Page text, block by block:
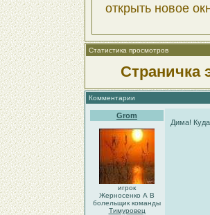
открыть новое
Статистика просмотров
Страничка
Комментарии
Grom
игрок
Жерносенко А В
болельщик команды
Тимуровец
Дима!